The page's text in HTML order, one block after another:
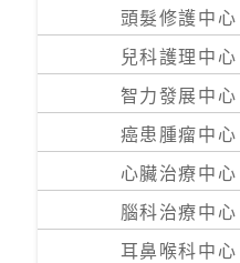
醫
醫
院
頭髮修護中心
兒科護理中心
智力發展中心
癌患腫瘤中心
心臟治療中心
腦科治療中心
耳鼻喉科中心